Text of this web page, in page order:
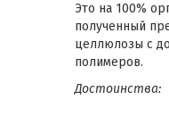
Это на 100%
полученный
целлюлозы с
полимеров.
Достоинства: